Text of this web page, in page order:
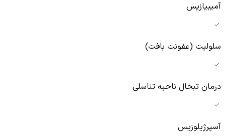
آمیبیازیس
سلولیت (عفونت بافت)
درمان تبخال ناحیه تناسلی
آسپرژیلوزیس